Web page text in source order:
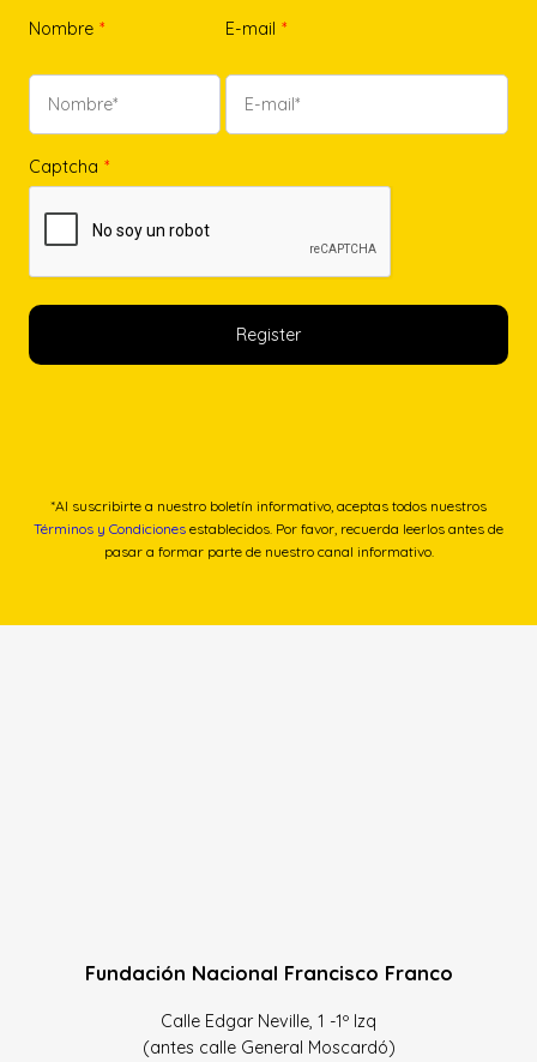
Nombre * E-mail *
Captcha *
*Al suscribirte a nuestro boletín informativo, aceptas todos nuestros
Términos y Condiciones establecidos. Por favor, recuerda leerlos antes de
pasar a formar parte de nuestro canal informativo.
Fundación Nacional Francisco Franco
Calle Edgar Neville, 1 -1º Izq
(antes calle General Moscardó)